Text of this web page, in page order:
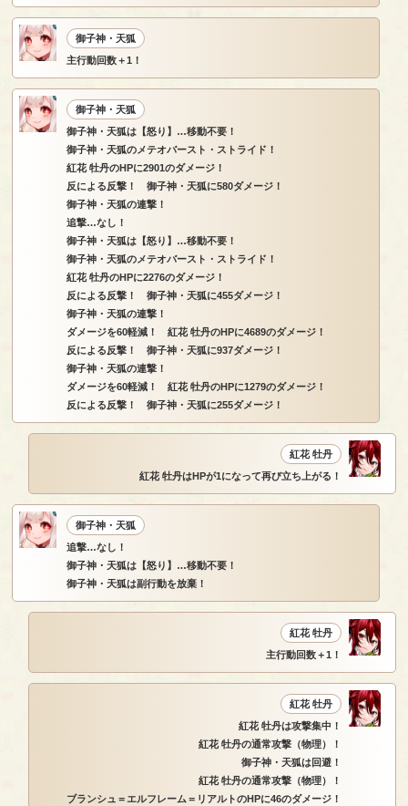
御子神・天狐
主行動回数＋1！
御子神・天狐
御子神・天狐は【怒り】…移動不要！
御子神・天狐のメテオバースト・ストライド！
紅花 牡丹のHPに2901のダメージ！
反による反撃！ 御子神・天狐に580ダメージ！
御子神・天狐の連撃！
追撃…なし！
御子神・天狐は【怒り】…移動不要！
御子神・天狐のメテオバースト・ストライド！
紅花 牡丹のHPに2276のダメージ！
反による反撃！ 御子神・天狐に455ダメージ！
御子神・天狐の連撃！
ダメージを60軽減！ 紅花 牡丹のHPに4689のダメージ！
反による反撃！ 御子神・天狐に937ダメージ！
御子神・天狐の連撃！
ダメージを60軽減！ 紅花 牡丹のHPに1279のダメージ！
反による反撃！ 御子神・天狐に255ダメージ！
紅花 牡丹
紅花 牡丹はHPが1になって再び立ち上がる！
御子神・天狐
追撃…なし！
御子神・天狐は【怒り】…移動不要！
御子神・天狐は副行動を放棄！
紅花 牡丹
主行動回数＋1！
紅花 牡丹
紅花 牡丹は攻撃集中！
紅花 牡丹の通常攻撃（物理）！
御子神・天狐は回避！
紅花 牡丹の通常攻撃（物理）！
ブランシュ＝エルフレーム＝リアルトのHPに46のダメージ！